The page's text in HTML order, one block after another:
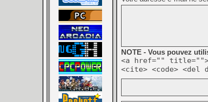
NOTE - Vous pouvez
<a href="" title="">
<cite> <code> <del